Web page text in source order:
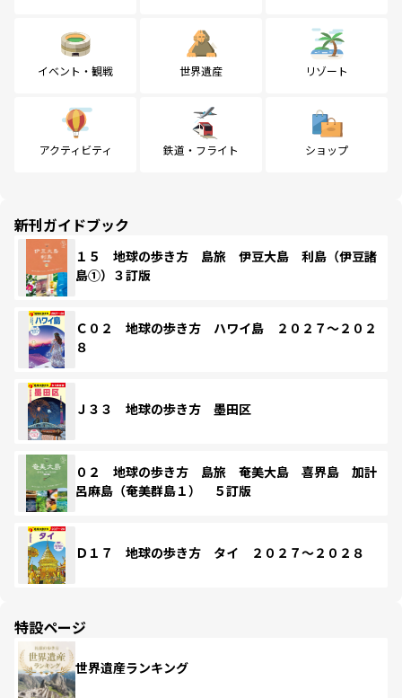
イベント・観戦 世界遺産 リゾート
アクティビティ 鉄道・フライト ショップ
新刊ガイドブック
１５ 地球の歩き方 島旅 伊豆大島 利島（伊豆諸
島①）３訂版
Ｃ０２ 地球の歩き方 ハワイ島 ２０２７～２０２
８
Ｊ３３ 地球の歩き方 墨田区
０２ 地球の歩き方 島旅 奄美大島 喜界島 加計
呂麻島（奄美群島１） ５訂版
Ｄ１７ 地球の歩き方 タイ ２０２７～２０２８
特設ページ
世界遺産ランキング